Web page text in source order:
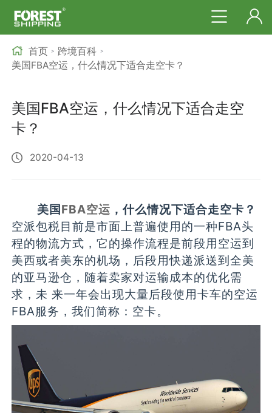
首页 > 跨境百科 >
美国FBA空运，什么情况下适合走空卡？
美国FBA空运，什么情况下适合走空
卡？
2020-04-13
美国FBA空运 ，什么情况下适合走空卡？
空派包税目前是市面上普遍使用的一种FBA头
程的物流方式，它的操作流程是前段用空运到
美西或者美东的机场，后段用快递派送到全美
的亚马逊仓，随着卖家对运输成本的优化需
求，未 来一年会出现大量后段使用卡车的空运
FBA服务，我们简称：空卡。